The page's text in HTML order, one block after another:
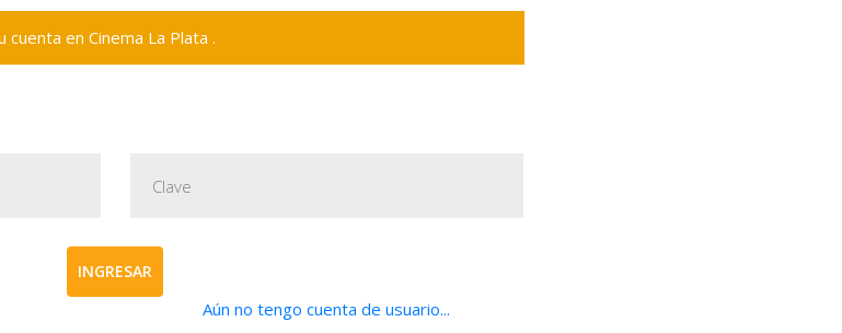
en Cinema La Plata .
INGRESAR
Aún no tengo cuenta de usuario...